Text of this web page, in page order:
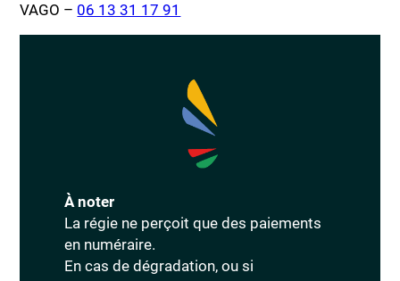
VAGO – 06 13 31 17 91
À noter
La régie ne perçoit que des paiements
en numéraire.
En cas de dégradation, ou si